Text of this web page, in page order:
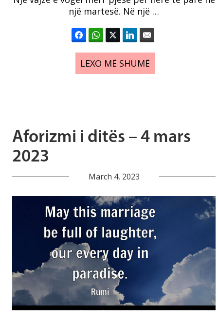
një martesë. Në një …
LEXO MË SHUMË
Aforizmi i ditës – 4 mars
2023
March 4, 2023